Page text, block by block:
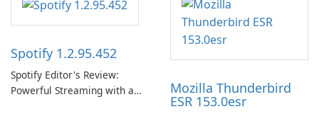
Spotify 1.2.95.452
Spotify Editor's Review:
Powerful Streaming with a
Mozilla Thunderbird
ESR 153.0esr